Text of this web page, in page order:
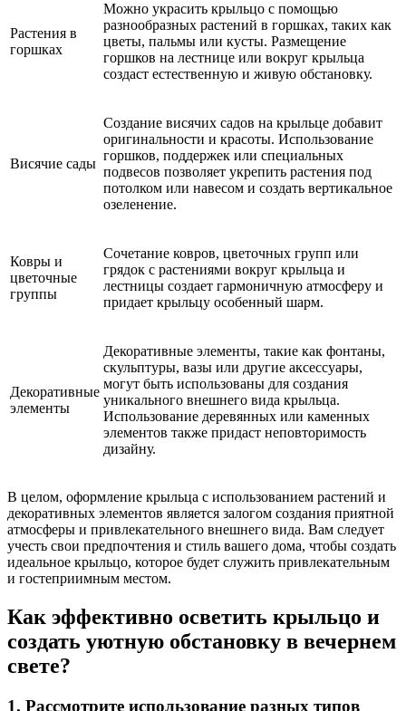
Растения в
горшках
Можно украсить крыльцо с помощью
разнообразных растений в горшках, таких как
цветы, пальмы или кусты. Размещение
горшков на лестнице или вокруг крыльца
создаст естественную и живую обстановку.
Висячие сады
Создание висячих садов на крыльце добавит
оригинальности и красоты. Использование
горшков, поддержек или специальных
подвесов позволяет укрепить растения под
потолком или навесом и создать вертикальное
озеленение.
Ковры и
цветочные
группы
Сочетание ковров, цветочных групп или
грядок с растениями вокруг крыльца и
лестницы создает гармоничную атмосферу и
придает крыльцу особенный шарм.
Декоративные
элементы
Декоративные элементы, такие как фонтаны,
скульптуры, вазы или другие аксессуары,
могут быть использованы для создания
уникального внешнего вида крыльца.
Использование деревянных или каменных
элементов также придаст неповторимость
дизайну.
В целом, оформление крыльца с использованием растений и
декоративных элементов является залогом создания приятной
атмосферы и привлекательного внешнего вида. Вам следует
учесть свои предпочтения и стиль вашего дома, чтобы создать
идеальное крыльцо, которое будет служить привлекательным
и гостеприимным местом.
Как эффективно осветить крыльцо и
создать уютную обстановку в вечернем
свете?
1. Рассмотрите использование разных типов